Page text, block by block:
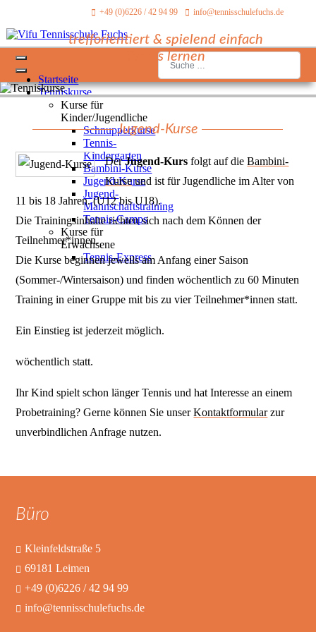
+49 (0)6226 / 42 94 99 info@tennisschulefuchs.de
trefforientiert & spielend einfach
Tennis lernen
Startseite
Tenniskurse
Kurse für
Kinder/Jugendliche
Schnupperkurse
Tennis-
Kindergarten
Bambini-Kurse
Jugend-Kurse
Jugend-
Mannschaftstraining
Tennis-Camps
Kurse für
Erwachsene
Tennis-Express
Suchen
Jugend-Kurse
DerJugend-Kurs folgt auf dieBambini-
Kurseund ist für Jugendliche im Alter von
11 bis 18 Jahren. (U12 bis U18).
Die Trainingsinhalte richten sich nach dem Können der
Teilnehmer*innen.
Die Kurse beginnen jeweils am Anfang einer Saison
(Sommer-/Wintersaison) und finden wöchentlich zu 60 Minuten
Training in einer Gruppe mit bis zu vier Teilnehmer*innen statt.
Ein Einstieg ist jederzeit möglich.
wöchentlich statt.
Ihr Kind spielt schon länger Tennis und hat Interesse an einem
Probetraining? Gerne können Sie unserKontaktformularzur
unverbindlichen Anfrage nutzen.
Büro
Kleinfeldstraße 5
69181 Leimen
+49 (0)6226 / 42 94 99
info@tennisschulefuchs.de